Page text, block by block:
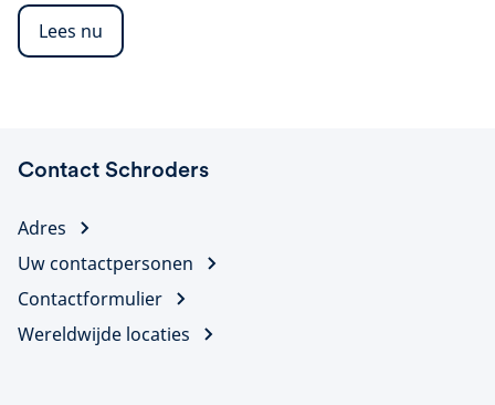
Lees nu
Contact Schroders
Adres
Uw contactpersonen
Contactformulier
Wereldwijde locaties